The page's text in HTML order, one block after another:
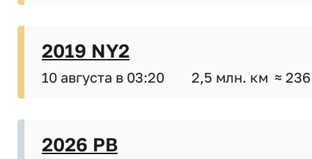
2019 NY2
10 августа в 03:20 2,5 млн. км ≈
2026 PB